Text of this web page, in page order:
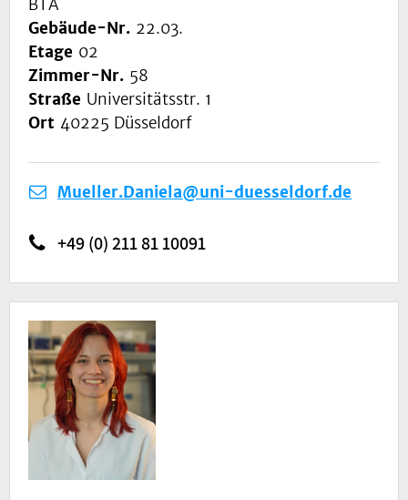
BTA
Gebäude-Nr. 22.03.
Etage 02
Zimmer-Nr. 58
Straße Universitätsstr. 1
Ort 40225 Düsseldorf
Mueller.Daniela@uni-duesseldorf.de
+49 (0) 211 81 10091